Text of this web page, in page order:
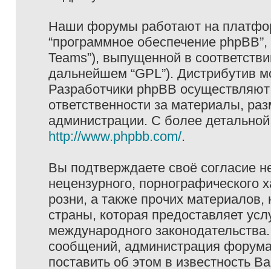
Наши форумы работают на
“программное обеспечение
Teams”), выпущенной в
дальнейшем “GPL”). Дистрибутив
Разработчики phpBB
ответственности за материалы,
администрации. С более
http://www.phpbb.com/.
Вы подтверждаете своё согласие
нецензурного, порнографического
розни, а также прочих
страны, которая предоставляет
международного
сообщений, администрация
поставить об этом в известность